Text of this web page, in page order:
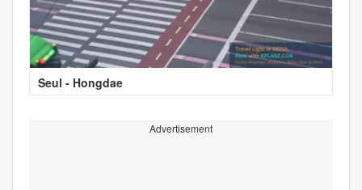
Seul - Hongdae
Advertisement